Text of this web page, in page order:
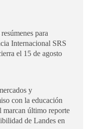
para
Internacional SRS
el 15 de agosto
y
con la educación
marcan último reporte
de Landes en